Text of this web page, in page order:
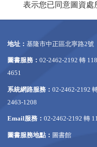
表示您已同意圖資處
地址： 基隆市中正區北寧路2號
圖書服務： 02-2462-2192 轉
4651
系統網路服務： 02-2462-2192
2463-1208
Email服務： 02-2462-2192 轉
圖書服務地點： 圖書館